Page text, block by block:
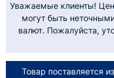
Уважаемые клиенты!
могут быть
валют. Пожалуйста,
Товар поставляется